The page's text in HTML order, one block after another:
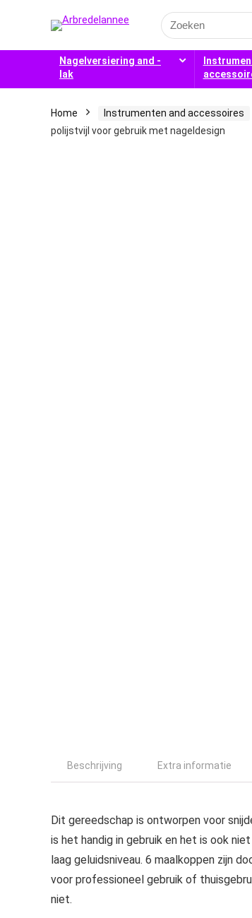
Search
for:
Nagelversiering and -
lak
Home Instrumenten and accessoires
polijstvijl voor gebruik met nageldesign
Beschrijving Extra informatie
Dit gereedschap is ontworpen voor
is het handig in gebruik en het is ook
laag geluidsniveau. 6 maalkoppen zijn
voor professioneel gebruik of
niet.